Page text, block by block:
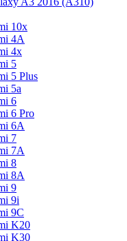
10x
4A
4x
5
5 Plus
5a
6
6 Pro
6A
7
7A
8
8A
9
9i
9C
K20
K30